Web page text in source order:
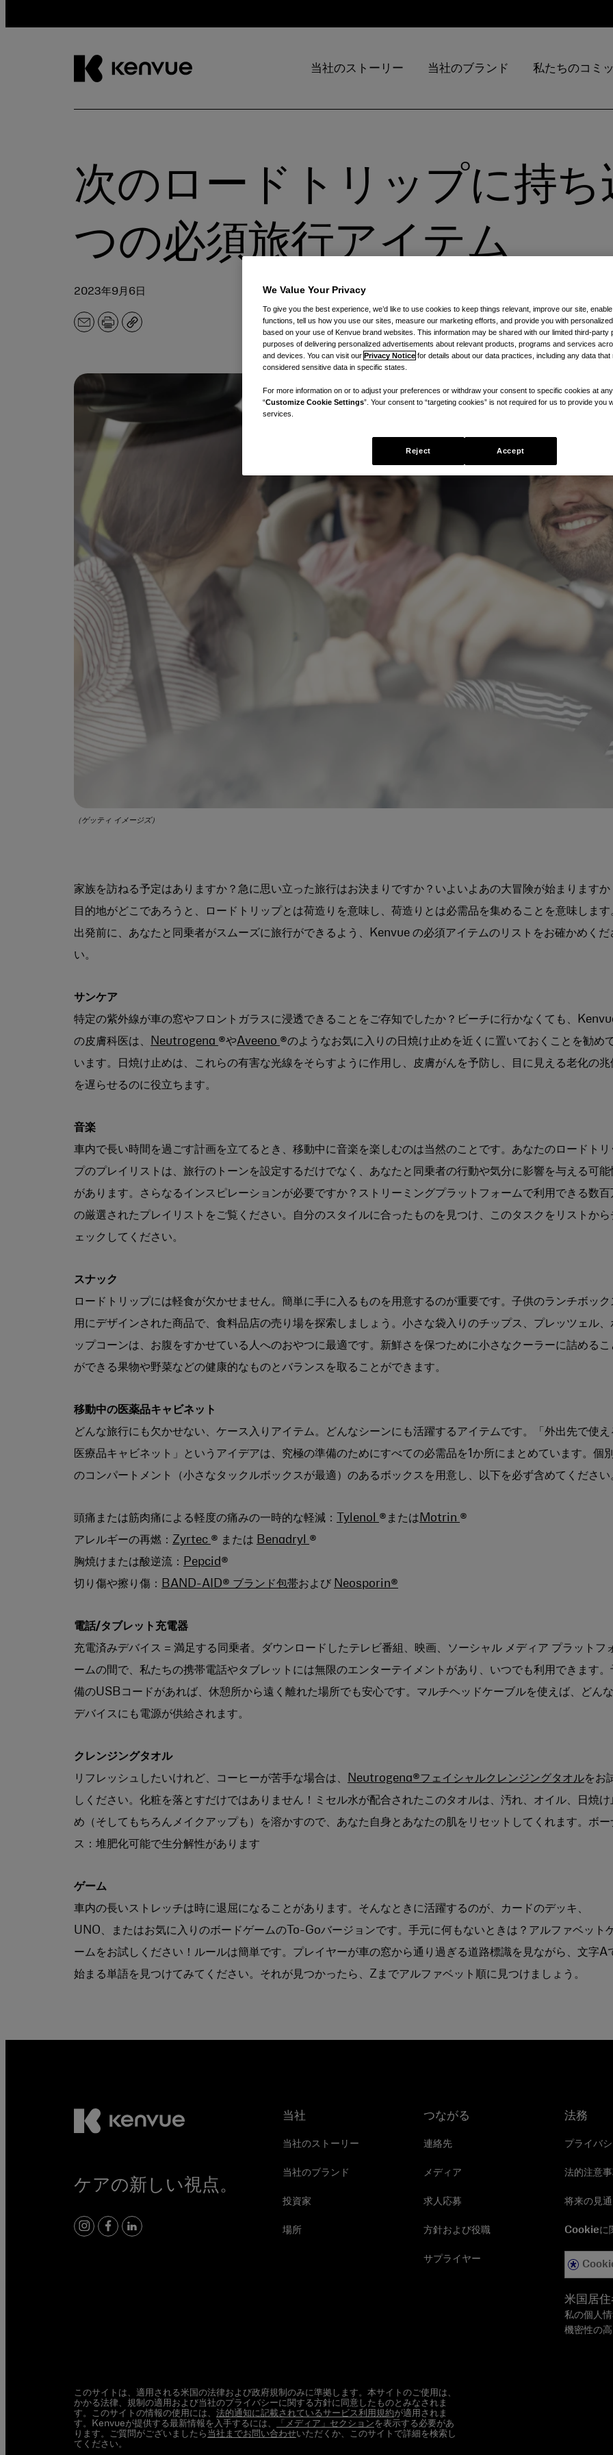
当社のストーリー 当社のブランド 私たちのコミ
次のロードトリップに持
つの必須旅行アイテム
2023年9月6日
メ
ス
印
コ
（ゲッティ イメージズ）
家族を訪ねる予定はありますか？急に思い立った旅行はお決まりですか？いよいよあの大冒険が始まりますか
目的地がどこであろうと、ロードトリップとは荷造りを意味し、荷造りとは必需品を集めることを意味します
出発前に、あなたと同乗者がスムーズに旅行ができるよう、Kenvue の必須アイテムのリストをお確かめくだ
い。
サンケア
特定の紫外線が車の窓やフロントガラスに浸透できることをご存知でしたか？ビーチに行かなくても、
の皮膚科医は、
Neutrogena ®やAveeno ®のようなお気に入りの日焼け止めを近くに置いておくことを勧め
います。日焼け止めは、これらの有害な光線をそらすように作用し、皮膚がんを予防し、目に見える老化の兆
を遅らせるのに役立ちます。
音楽
車内で長い時間を過ごす計画を立てるとき、移動中に音楽を楽しむのは当然のことです。あなたのロードトリ
プのプレイリストは、旅行のトーンを設定するだけでなく、あなたと同乗者の行動や気分に影響を与える可能
があります。さらなるインスピレーションが必要ですか？ストリーミングプラットフォームで利用できる数百
の厳選されたプレイリストをご覧ください。自分のスタイルに合ったものを見つけ、このタスクをリストから
ェックしてください。
スナック
ロードトリップには軽食が欠かせません。簡単に手に入るものを用意するのが重要です。子供のランチボック
用にデザインされた商品で、食料品店の売り場を探索しましょう。小さな袋入りのチップス、プレッツェル、
ップコーンは、お腹をすかせている人へのおやつに最適です。新鮮さを保つために小さなクーラーに詰めるこ
ができる果物や野菜などの健康的なものとバランスを取ることができます。
移動中の医薬品キャビネット
どんな旅行にも欠かせない、ケース入りアイテム。どんなシーンにも活躍するアイテムです。「外出先で使え
医療品キャビネット」というアイデアは、究極の準備のためにすべての必需品を1か所にまとめています。個
のコンパートメント（小さなタックルボックスが最適）のあるボックスを用意し、以下を必ず含めてください
頭痛または筋肉痛による軽度の痛みの一時的な軽減： Tylenol ®または Motrin ®
アレルギーの再燃： Zyrtec ® または Benadryl ®
胸焼けまたは酸逆流：
Pepcid®
切り傷や擦り傷：
BAND-AID® ブランド包帯および Neosporin®
電話/タブレット充電器
充電済みデバイス = 満足する同乗者。ダウンロードしたテレビ番組、映画、ソーシャル メディア プラットフ
ームの間で、私たちの携帯電話やタブレットには無限のエンターテイメントがあり、いつでも利用できます。
備のUSBコードがあれば、休憩所から遠く離れた場所でも安心です。マルチヘッドケーブルを使えば、どんな
デバイスにも電源が供給されます。
クレンジングタオル
リフレッシュしたいけれど、コーヒーが苦手な場合は、
Neutrogena®フェイシャルクレンジングタオルをお
しください。化粧を落とすだけではありません！ミセル水が配合されたこのタオルは、汚れ、オイル、日焼け
め（そしてもちろん メイクアップも）を溶かすので、あなた自身とあなたの肌をリセットしてくれます。ボー
ス：堆肥化可能で生分解性があります
ゲーム
車内の長いストレッチは時に退屈になることがあります。そんなときに活躍するのが、カードのデッキ、
UNO、またはお気に入りのボードゲームのTo-Goバージョンです。手元に何もないときは？アルファベット
ームをお試しください！ルールは簡単です。プレイヤーが車の窓から通り過ぎる道路標識を見ながら、文字A
始まる単語を見つけてみてください。それが見つかったら、Zまでアルファベット順に見つけましょう。
ケアの新しい視点。
Instagram
Facebook
LinkedIn
当社
当社のストーリー
当社のブランド
投資家
場所
つながる
連絡先
メディア
求人応募
方針および役職
サプライヤー
法務
プライバ
法的注意
将来の見
Cookieに
米国居
私の個人
機密性の
このサイトは、適用される米国の法律および政府規制のみに準拠します。本サイトのご使用は、
かかる法律、規制の適用および当社のプライバシーに関する方針に同意したものとみなされま
す。このサイトの情報の使用には、 法的通知に記載されているサービス利用規約が適用されま
す。Kenvueが提供する最新情報を入手するには、
「メディア」セクションを表示する必要があ
ります。ご質問がございましたら 当社までお問い合わせいただくか、このサイトで詳細を検索し
てください。
We Value Your Privacy
To give you the best experience, we’d like to use cookies to keep things relevant, improve our site,
functions, tell us how you use our sites, measure our marketing efforts, and provide you with
based on your use of Kenvue brand websites. This information may be shared with our limited third-party
purposes of delivering personalized advertisements about relevant products, programs and services
and devices. You can visit our Privacy Notice for details about our data practices, including any data that
considered sensitive data in specific states.
For more information on or to adjust your preferences or withdraw your consent to specific cookies at
“Customize Cookie Settings”. Your consent to “targeting cookies” is not required for us to provide you
services.
Reject Accept